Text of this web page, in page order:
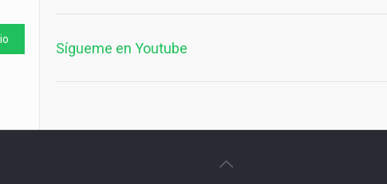
Sígueme en Youtube